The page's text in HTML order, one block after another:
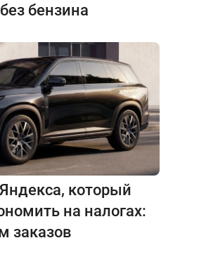
бензина
который
на налогах:
заказов